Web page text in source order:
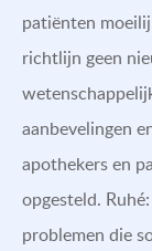
patiënten
richtlijn geen
aanbevelingen
apothekers en
opgesteld.
problemen die